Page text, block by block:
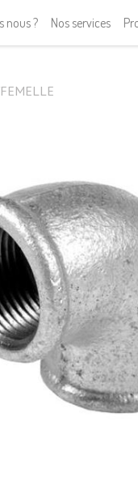
nous ? Nos services